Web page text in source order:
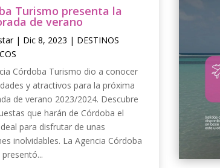
Turismo presenta la
de verano
| Dic 8, 2023 | DESTINOS
Córdoba Turismo dio a conocer
y atractivos para la próxima
de verano 2023/2024. Descubre
que harán de Córdoba el
para disfrutar de unas
inolvidables. La Agencia Córdoba